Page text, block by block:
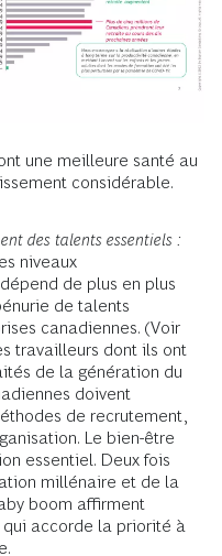
une meilleure santé au
considérable.
des talents essentiels :
niveaux
de plus en plus
de talents
canadiennes. (Voir
travailleurs dont ils ont
de la génération du
doivent
de recrutement,
Le bien-être
essentiel. Deux fois
millénaire et de la
boom affirment
qui accorde la priorité à